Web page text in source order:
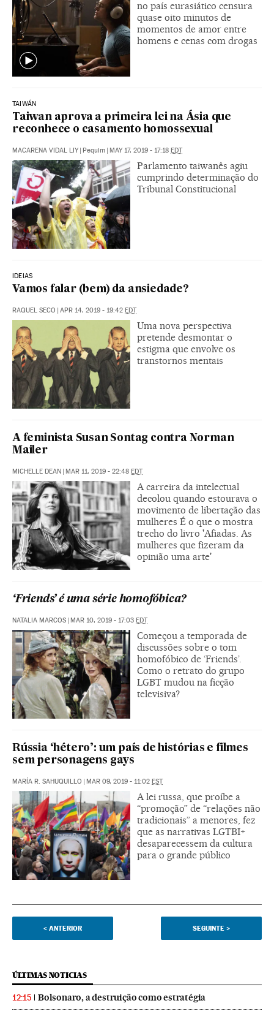
no país eurasiático censura
quase oito minutos de
momentos de amor entre
homens e cenas com drogas
TAIWÁN
Taiwan aprova a primeira lei na Ásia que
reconhece o casamento homossexual
MACARENA VIDAL LIY Pequim MAY 17, 2019 - 17:18 EDT
Parlamento taiwanês agiu
cumprindo determinação do
Tribunal Constitucional
IDEIAS
Vamos falar (bem) da ansiedade?
RAQUEL SECO APR 14, 2019 - 19:42 EDT
Uma nova perspectiva
pretende desmontar o
estigma que envolve os
transtornos mentais
A feminista Susan Sontag contra Norman
Mailer
MICHELLE DEAN MAR 11, 2019 - 22:48 EDT
A carreira da intelectual
decolou quando estourava o
movimento de libertação das
mulheres É o que o mostra
trecho do livro 'Afiadas. As
mulheres que fizeram da
opinião uma arte'
‘Friends’ é uma série homofóbica?
NATALIA MARCOS MAR 10, 2019 - 17:03 EDT
Começou a temporada de
discussões sobre o tom
homofóbico de ‘Friends’.
Como o retrato do grupo
LGBT mudou na ficção
televisiva?
Rússia ‘hétero’: um país de histórias e filmes
sem personagens gays
MARÍA R. SAHUQUILLO MAR 09, 2019 - 11:02 EST
A lei russa, que proíbe a
“promoção” de “relações não
tradicionais” a menores, fez
que as narrativas LGTBI+
desaparecessem da cultura
para o grande público
< ANTERIOR SEGUINTE >
ÚLTIMAS NOTICIAS
12:15 Bolsonaro, a destruição como estratégia